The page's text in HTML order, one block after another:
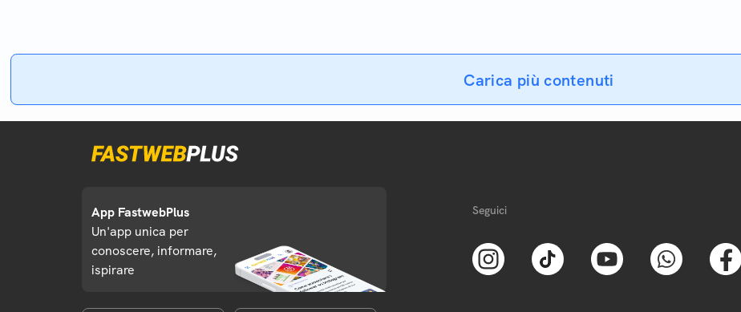
Carica più contenuti
App FastwebPlus
Un'app unica per
conoscere, informare,
ispirare
Seguici